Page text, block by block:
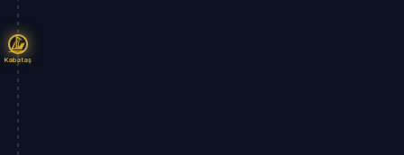
Kabataş